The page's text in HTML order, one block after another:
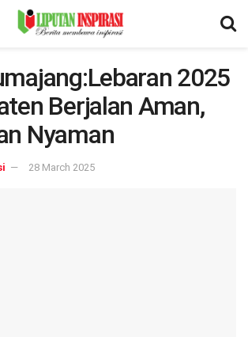
2025
Berjalan Aman,
Nyaman
28 March 2025